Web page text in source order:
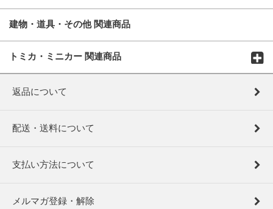
建物・道具・その他 関連商品
トミカ・ミニカー 関連商品
返品について
配送・送料について
支払い方法について
メルマガ登録・解除